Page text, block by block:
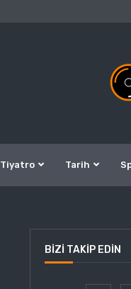
Tiyatro Tarih
BIZI TAKIP EDIN